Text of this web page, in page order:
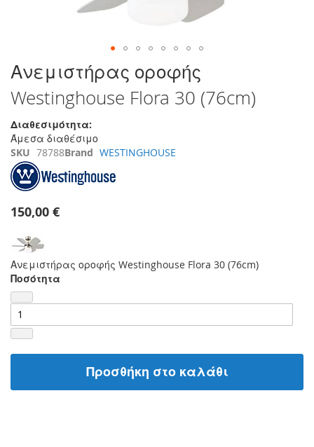
Μετάβαση
στην
αρχή
της
συλλογής
εικόνων
Ανεμιστήρας οροφής
Westinghouse Flora 30 (76cm)
Διαθεσιμότητα:
Άμεσα διαθέσιμο
SKU 78788Brand WESTINGHOUSE
150,00 €
Ανεμιστήρας οροφής Westinghouse Flora 30 (76cm)
Ποσότητα
Προσθήκη στο καλάθι